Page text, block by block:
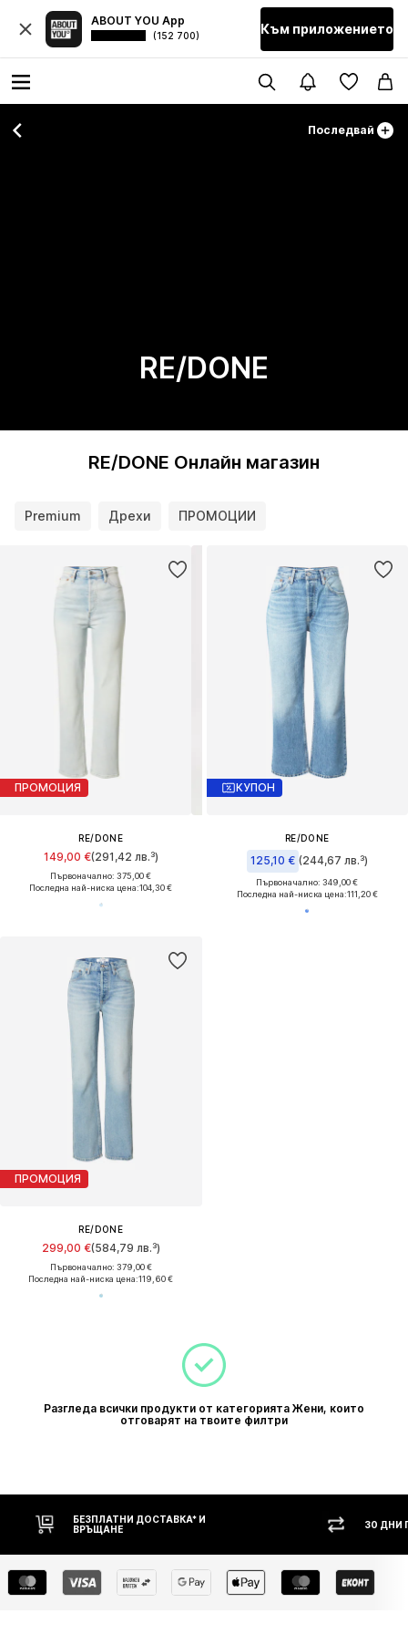
ABOUT YOU App
(152 700) Към приложението
Последвай
RE/DONE
RE/DONE Онлайн магазин
Premium Дрехи ПРОМОЦИИ
ПРОМОЦИЯ
RE/DONE
149,00 €(291,42 лв.³)
Първоначално: 375,00 €
Последна най-ниска цена:104,30 €
КУПОН
RE/DONE
125,10 € (244,67 лв.³)
Първоначално: 349,00 €
Последна най-ниска цена:111,20 €
ПРОМОЦИЯ
RE/DONE
299,00 €(584,79 лв.³)
Първоначално: 379,00 €
Последна най-ниска цена:119,60 €
Разгледа всички продукти от категорията Жени, които
отговарят на твоите филтри
БЕЗПЛАТНИ ДОСТАВКА* И
ВРЪЩАНЕ
30 ДНИ